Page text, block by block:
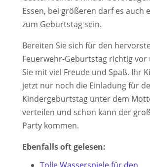
Essen, bei größeren darf es auch
zum Geburtstag sein.
Bereiten Sie sich für den
Feuerwehr-Geburtstag richtig vor
Sie mit viel Freude und Spaß. Ihr
jetzt nur noch die Einladung für
Kindergeburtstag unter dem
verteilen und schon kann der
Party kommen.
Ebenfalls oft gelesen: